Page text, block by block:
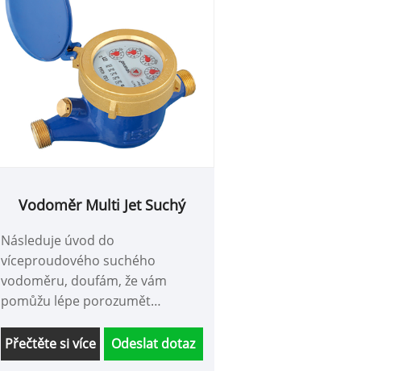
Vodoměr Multi Jet Suchý
Následuje úvod do
víceproudového suchého
vodoměru, doufám, že vám
pomůžu lépe porozumět
vodoměru. Vítáme nové i staré
zákazníky, aby s námi i nadále
Přečtěte si více Odeslat dotaz